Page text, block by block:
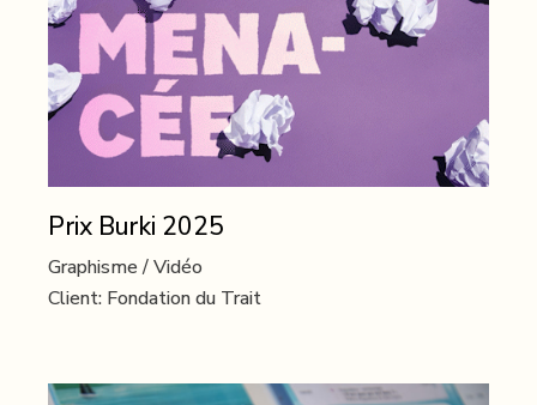
Prix Burki 2025
Graphisme
Vidéo
Client: Fondation du Trait